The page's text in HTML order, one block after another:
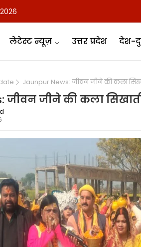
लेटेस्ट न्यूज़ उत्तर प्रदेश देश-
Jaunpur News: जीवन जीने की कला
जीवन जीने की कला